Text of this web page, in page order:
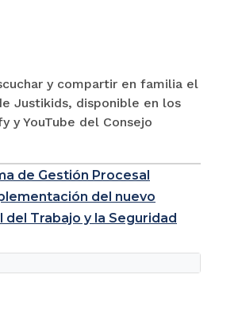
y compartir en familia el
Justikids, disponible en los
y YouTube del Consejo
de Gestión Procesal
del nuevo
del Trabajo y la Seguridad